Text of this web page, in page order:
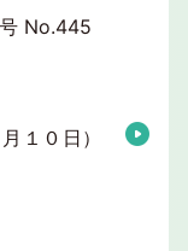
No.445
１０日）